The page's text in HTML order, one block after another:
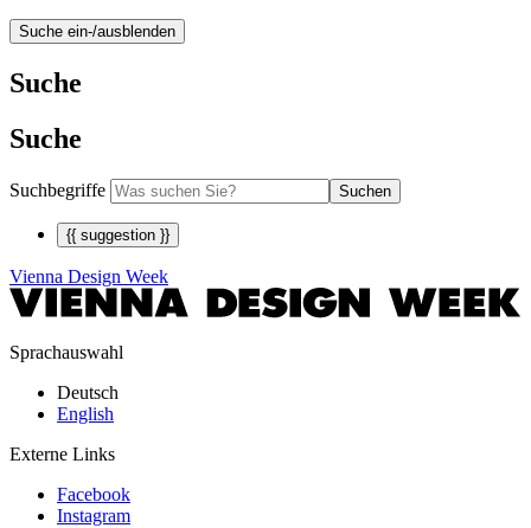
Suche ein-/ausblenden
Suche
Suche
Suchbegriffe Suchen
{{ suggestion }}
Vienna Design Week
Sprachauswahl
Deutsch
English
Externe Links
Facebook
Instagram